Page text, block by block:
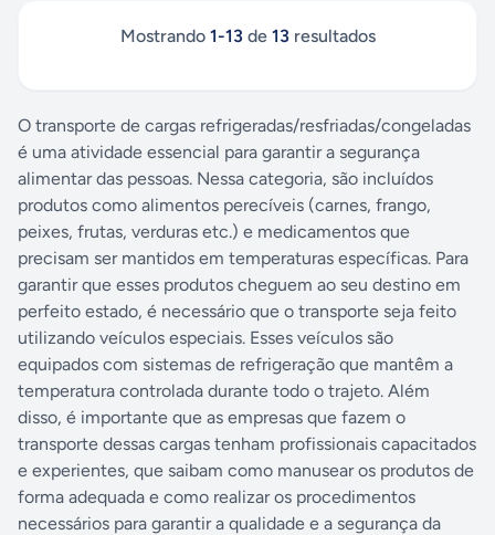
Mostrando 1-13 de 13 resultados
O transporte de cargas refrigeradas/resfriadas/congeladas
é uma atividade essencial para garantir a segurança
alimentar das pessoas. Nessa categoria, são incluídos
produtos como alimentos perecíveis (carnes, frango,
peixes, frutas, verduras etc.) e medicamentos que
precisam ser mantidos em temperaturas específicas. Para
garantir que esses produtos cheguem ao seu destino em
perfeito estado, é necessário que o transporte seja feito
utilizando veículos especiais. Esses veículos são
equipados com sistemas de refrigeração que mantêm a
temperatura controlada durante todo o trajeto. Além
disso, é importante que as empresas que fazem o
transporte dessas cargas tenham profissionais capacitados
e experientes, que saibam como manusear os produtos de
forma adequada e como realizar os procedimentos
necessários para garantir a qualidade e a segurança da